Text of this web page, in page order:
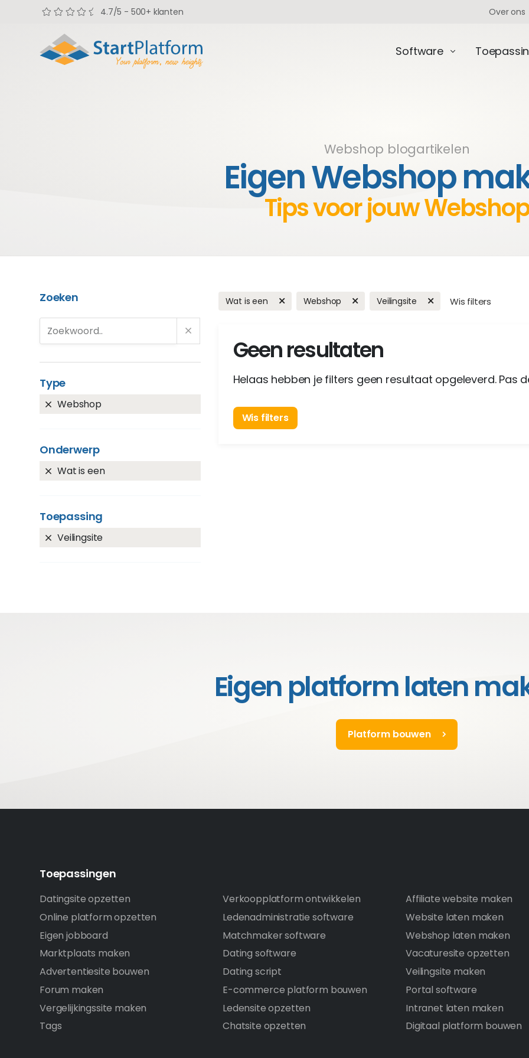
Webshop blogartikelen
Eigen Webshop
Tips voor jouw Webshop
Zoeken
Type
Webshop
Onderwerp
Wat is een
Toepassing
Veilingsite
Wat is een Webshop Veilingsite Wis filters
Geen resultaten
Helaas hebben je filters geen resultaat opgeleverd. Pas
Wis filters
Eigen platform laten
Platform bouwen
4.7/5 - 500+ klanten Over ons
Software
Toepassingen
Datingsite opzetten
Online platform opzetten
Eigen jobboard
Marktplaats maken
Advertentiesite bouwen
Forum maken
Vergelijkingssite maken
Tags
Verkoopplatform ontwikkelen
Ledenadministratie software
Matchmaker software
Dating software
Dating script
E-commerce platform bouwen
Ledensite opzetten
Chatsite opzetten
Affiliate website maken
Website laten maken
Webshop laten maken
Vacaturesite opzetten
Veilingsite maken
Portal software
Intranet laten maken
Digitaal platform bouwen